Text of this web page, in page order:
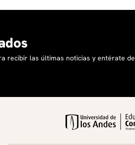
recibir las últimas noticias y entérate de